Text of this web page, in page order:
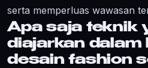
serta memperluas wawasan
Apa saja teknik
diajarkan dalam
desain fashion